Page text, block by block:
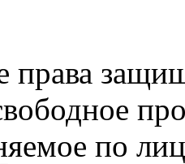
права
по